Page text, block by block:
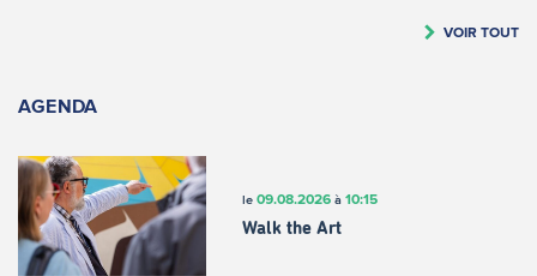
VOIR TOUT
AGENDA
le 09.08.2026à 10:15
Walk the Art